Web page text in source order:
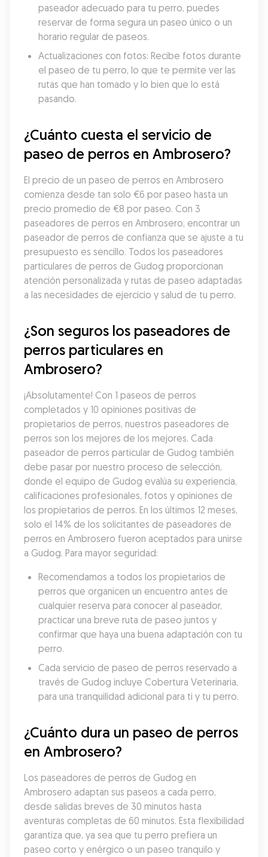
paseador adecuado para tu perro, puedes
reservar de forma segura un paseo único o un
horario regular de paseos.
Actualizaciones con fotos: Recibe fotos durante
el paseo de tu perro, lo que te permite ver las
rutas que han tomado y lo bien que lo está
pasando.
¿Cuánto cuesta el servicio de
paseo de perros en Ambrosero?
El precio de un paseo de perros en Ambrosero
comienza desde tan solo €6 por paseo hasta un
precio promedio de €8 por paseo. Con 3
paseadores de perros en Ambrosero, encontrar un
paseador de perros de confianza que se ajuste a tu
presupuesto es sencillo. Todos los paseadores
particulares de perros de Gudog proporcionan
atención personalizada y rutas de paseo adaptadas
a las necesidades de ejercicio y salud de tu perro.
¿Son seguros los paseadores de
perros particulares en
Ambrosero?
¡Absolutamente! Con 1 paseos de perros
completados y 10 opiniones positivas de
propietarios de perros, nuestros paseadores de
perros son los mejores de los mejores. Cada
paseador de perros particular de Gudog también
debe pasar por nuestro proceso de selección,
donde el equipo de Gudog evalúa su experiencia,
calificaciones profesionales, fotos y opiniones de
los propietarios de perros. En los últimos 12 meses,
solo el 14% de los solicitantes de paseadores de
perros en Ambrosero fueron aceptados para unirse
a Gudog. Para mayor seguridad:
Recomendamos a todos los propietarios de
perros que organicen un encuentro antes de
cualquier reserva para conocer al paseador,
practicar una breve ruta de paseo juntos y
confirmar que haya una buena adaptación con tu
perro.
Cada servicio de paseo de perros reservado a
través de Gudog incluye Cobertura Veterinaria,
para una tranquilidad adicional para ti y tu perro.
¿Cuánto dura un paseo de perros
en Ambrosero?
Los paseadores de perros de Gudog en
Ambrosero adaptan sus paseos a cada perro,
desde salidas breves de 30 minutos hasta
aventuras completas de 60 minutos. Esta flexibilidad
garantiza que, ya sea que tu perro prefiera un
paseo corto y enérgico o un paseo tranquilo y